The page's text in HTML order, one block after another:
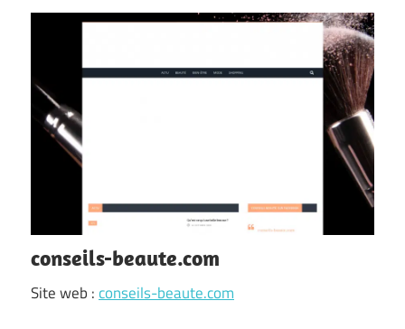
conseils-beaute.com
Site web :conseils-beaute.com